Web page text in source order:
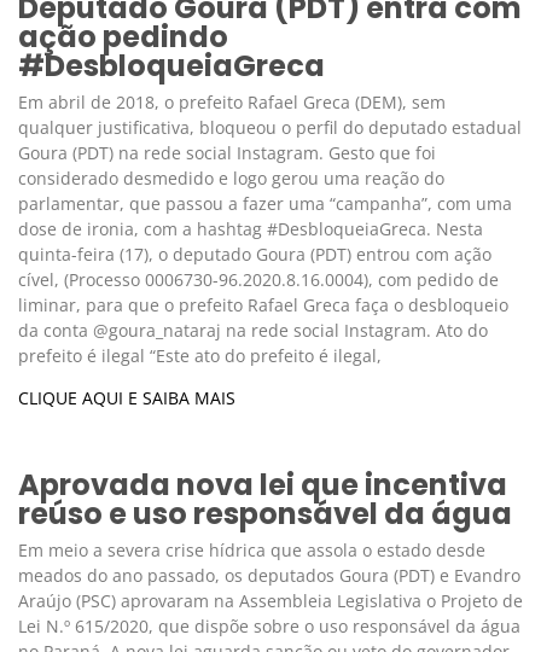
ação pedindo
#DesbloqueiaGreca
Em abril de 2018, o prefeito Rafael Greca (DEM), sem
qualquer justificativa, bloqueou o perfil do deputado estadual
Goura (PDT) na rede social Instagram. Gesto que foi
considerado desmedido e logo gerou uma reação do
parlamentar, que passou a fazer uma “campanha”, com uma
dose de ironia, com a hashtag #DesbloqueiaGreca. Nesta
quinta-feira (17), o deputado Goura (PDT) entrou com ação
cível, (Processo 0006730-96.2020.8.16.0004), com pedido de
liminar, para que o prefeito Rafael Greca faça o desbloqueio
da conta @goura_nataraj na rede social Instagram. Ato do
prefeito é ilegal “Este ato do prefeito é ilegal,
CLIQUE AQUI E SAIBA MAIS
Aprovada nova lei que incentiva
reúso e uso responsável da água
Em meio a severa crise hídrica que assola o estado desde
meados do ano passado, os deputados Goura (PDT) e Evandro
Araújo (PSC) aprovaram na Assembleia Legislativa o Projeto de
Lei N.º 615/2020, que dispõe sobre o uso responsável da água